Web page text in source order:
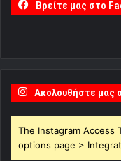
Βρείτε μας στο
Ακολουθήστε μας
The Instagram Access
options page >